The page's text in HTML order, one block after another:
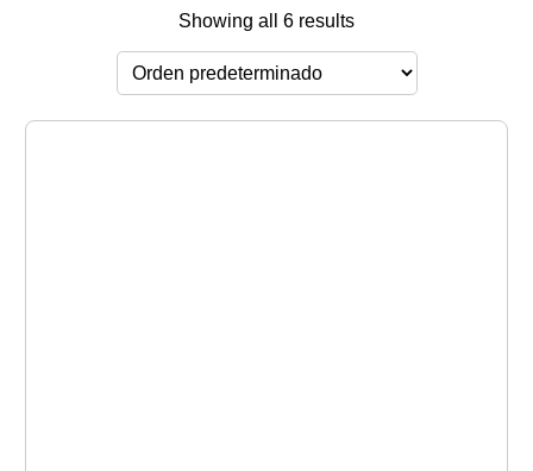
Showing all 6 results